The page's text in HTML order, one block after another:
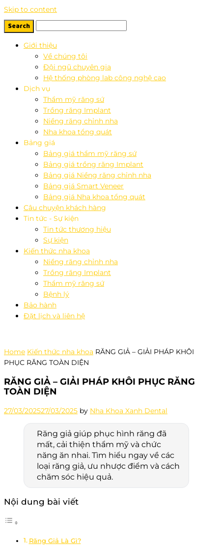
Skip to content
Giới thiệu
Về chúng tôi
Đội ngũ chuyên gia
Hệ thống phòng lab công nghệ cao
Dịch vụ
Thẩm mỹ răng sứ
Trồng răng Implant
Niềng răng chỉnh nha
Nha khoa tổng quát
Bảng giá
Bảng giá thẩm mỹ răng sứ
Bảng giá trồng răng Implant
Bảng giá Niềng răng chỉnh nha
Bảng giá Smart Veneer
Bảng giá Nha khoa tổng quát
Câu chuyện khách hàng
Tin tức - Sự kiện
Tin tức thương hiệu
Sự kiện
Kiến thức nha khoa
Niềng răng chỉnh nha
Trồng răng Implant
Thẩm mỹ răng sứ
Bệnh lý
Bảo hành
Đặt lịch và liên hệ
Home Kiến thức nha khoa RĂNG GIẢ – GIẢI PHÁP KHÔI
PHỤC RĂNG TOÀN DIỆN
RĂNG GIẢ – GIẢI PHÁP KHÔI PHỤC RĂNG
TOÀN DIỆN
27/03/202527/03/2025 by Nha Khoa Xanh Dental
Răng giả giúp phục hình răng đã
mất, cải thiện thẩm mỹ và chức
năng ăn nhai. Tìm hiểu ngay về các
loại răng giả, ưu nhược điểm và cách
chăm sóc hiệu quả.
Nội dung bài viết
Răng Giả Là Gì?